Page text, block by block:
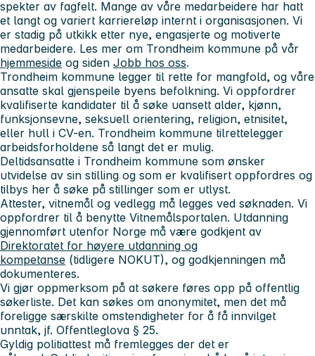
spekter av fagfelt. Mange av våre medarbeidere har hatt
et langt og variert karriereløp internt i organisasjonen. Vi
er stadig på utkikk etter nye, engasjerte og motiverte
medarbeidere. Les mer om Trondheim kommune på vår
hjemmeside og siden Jobb hos oss.
Trondheim kommune legger til rette for mangfold, og våre
ansatte skal gjenspeile byens befolkning. Vi oppfordrer
kvalifiserte kandidater til å søke uansett alder, kjønn,
funksjonsevne, seksuell orientering, religion, etnisitet,
eller hull i CV-en. Trondheim kommune tilrettelegger
arbeidsforholdene så langt det er mulig.
Deltidsansatte i Trondheim kommune som ønsker
utvidelse av sin stilling og som er kvalifisert oppfordres og
tilbys her å søke på stillinger som er utlyst.
Attester, vitnemål og vedlegg må legges ved søknaden. Vi
oppfordrer til å benytte Vitnemålsportalen. Utdanning
gjennomført utenfor Norge må være godkjent av
Direktoratet for høyere utdanning og
kompetanse (tidligere NOKUT), og godkjenningen må
dokumenteres.
Vi gjør oppmerksom på at søkere føres opp på offentlig
søkerliste. Det kan søkes om anonymitet, men det må
foreligge særskilte omstendigheter for å få innvilget
unntak, jf. Offentleglova § 25.
Gyldig politiattest må fremlegges der det er